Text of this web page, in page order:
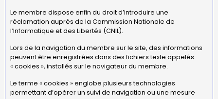
Le membre dispose enfin du droit d’introduire une
réclamation auprès de la Commission Nationale de
l’Informatique et des Libertés (CNIL).
Lors de la navigation du membre sur le site, des informations
peuvent être enregistrées dans des fichiers texte appelés
« cookies », installés sur le navigateur du membre.
Le terme « cookies » englobe plusieurs technologies
permettant d’opérer un suivi de navigation ou une mesure